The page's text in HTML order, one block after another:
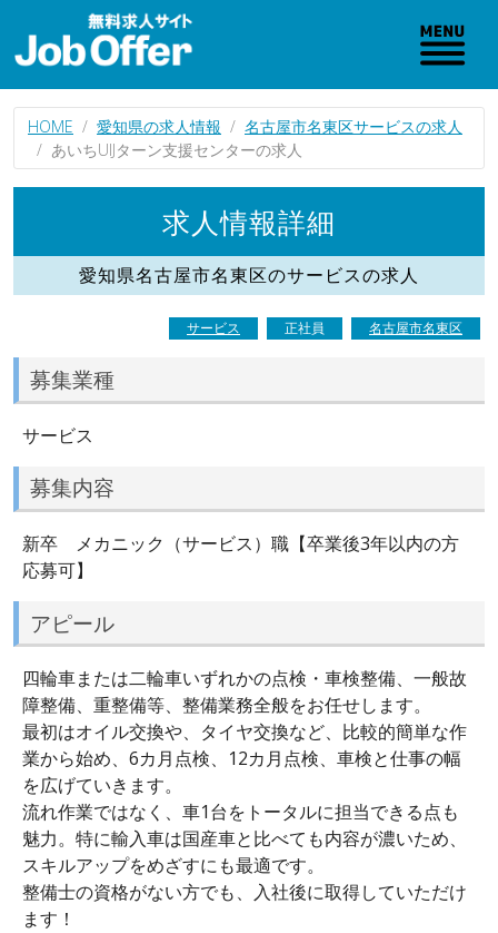
HOME 愛知県の求人情報
名古屋市名東区サービスの求人
あいちUIJターン支援センターの求人
求人情報詳細
愛知県名古屋市名東区のサービスの求人
サービス 正社員 名古屋市名東区
募集業種
サービス
募集内容
新卒 メカニック（サービス）職【卒業後3年以内の方
応募可】
アピール
四輪車または二輪車いずれかの点検・車検整備、一般故
障整備、重整備等、整備業務全般をお任せします。
最初はオイル交換や、タイヤ交換など、比較的簡単な作
業から始め、6カ月点検、12カ月点検、車検と仕事の幅
を広げていきます。
流れ作業ではなく、車1台をトータルに担当できる点も
魅力。特に輸入車は国産車と比べても内容が濃いため、
スキルアップをめざすにも最適です。
整備士の資格がない方でも、入社後に取得していただけ
ます！